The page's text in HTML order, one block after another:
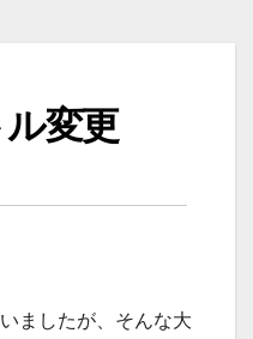
変更
ましたが、そんな大